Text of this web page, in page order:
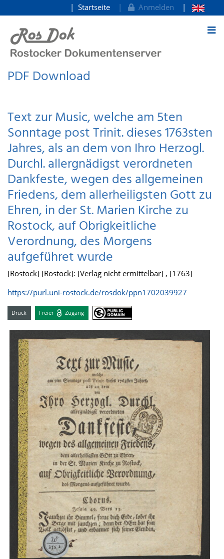
zum Inhalt
Startseite Anmelden
PDF Download
Text zur Music, welche am 5ten
Sonntage post Trinit. dieses 1763sten
Jahres, als an dem von Ihro Herzogl.
Durchl. allergnädigst verordneten
Dankfeste, wegen des allgemeinen
Friedens, dem allerheiligsten Gott zu
Ehren, in der St. Marien Kirche zu
Rostock, auf Obrigkeitliche
Verordnung, des Morgens
aufgeführet wurde
[Rostock] [Rostock]: [Verlag nicht ermittelbar] , [1763]
https://purl.uni-rostock.de/rosdok/ppn1702039927
Druck Freier Zugang